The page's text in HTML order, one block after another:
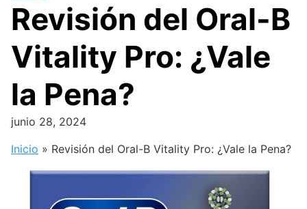
Revisión del Oral-B
Vitality Pro: ¿Vale
la Pena?
junio 28, 2024
Inicio » Revisión del Oral-B Vitality Pro: ¿Vale la Pena?